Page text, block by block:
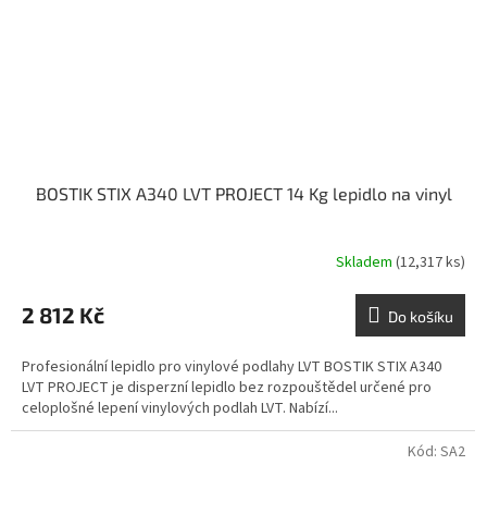
BOSTIK STIX A340 LVT PROJECT 14 Kg lepidlo na vinyl
Skladem (12,317 ks)
2 812 Kč Do košíku
Profesionální lepidlo pro vinylové podlahy LVT BOSTIK STIX A340
LVT PROJECT je disperzní lepidlo bez rozpouštědel určené pro
celoplošné lepení vinylových podlah LVT. Nabízí...
Kód: SA2